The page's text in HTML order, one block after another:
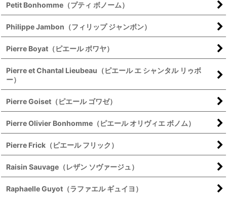
Petit Bonhomme（プティ ボノーム）
Philippe Jambon（フィリップ ジャンボン）
Pierre Boyat（ピエール ボワヤ）
Pierre et Chantal Lieubeau（ピエール エ シャンタル リゥボ
ー）
Pierre Goiset（ピエール ゴワゼ）
Pierre Olivier Bonhomme（ピエール オリヴィエ ボノム）
Pierre Frick（ピエール フリック）
Raisin Sauvage（レザン ソヴァージュ）
Raphaelle Guyot（ラファエル ギュイヨ）